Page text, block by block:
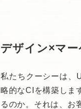
デザイン×マ
私たちクーシーは、
略的なCIを構築しま
るのか。それは、お